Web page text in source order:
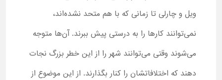
ویل و چارلی تا زمانی که با هم متحد نشده‌اند،
نمی‌توانند کارها را به درستی پیش ببرند. آن‌ها متوجه
می‌شوند وقتی می‌توانند شهر را از این خطر بزرگ نجات
دهند که اختلافاتشان را کنار بگذارند. از این موضوع از